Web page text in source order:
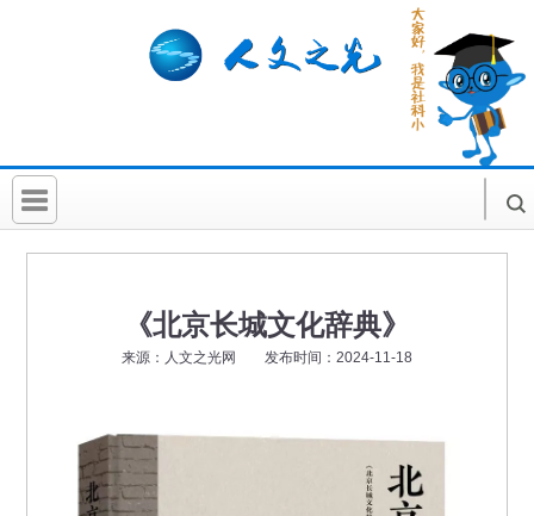
首 页
社科讲堂
科普活动
《北京长城文化辞典》
来源：人文之光网 发布时间：2024-11-18